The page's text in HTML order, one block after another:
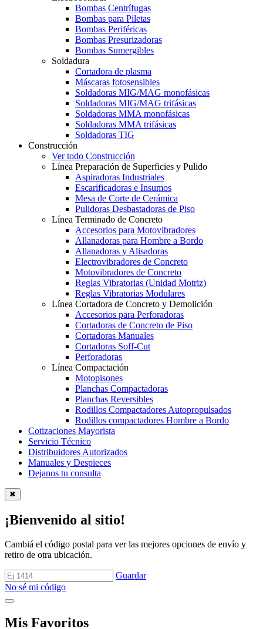
Bombas Centrífugas
Bombas para Piletas
Bombas Periféricas
Bombas Presurizadoras
Bombas Sumergibles
Soldadura
Cortadora de plasma
Máscaras fotosensibles
Soldadoras MIG/MAG monofásicas
Soldadoras MIG/MAG trifásicas
Soldadoras MMA monofásicas
Soldadoras MMA trifásicas
Soldadoras TIG
Construcción
Ver todo Construcción
Línea Preparación de Superficies y Pulido
Aspiradoras Industriales
Escarificadoras e Insumos
Mesa de Corte de Cerámica
Pulidoras Desbastadoras de Piso
Línea Terminado de Concreto
Accesorios para Motovibradores
Allanadoras para Hombre a Bordo
Allanadoras y Alisadoras
Electrovibradores de Concreto
Motovibradores de Concreto
Reglas Vibratorias (Unidad Motriz)
Reglas Vibratorias Modulares
Línea Cortadora de Concreto y Demolición
Accesorios para Perforadoras
Cortadoras de Concreto de Piso
Cortadoras Manuales
Cortadoras Soff-Cut
Perforadoras
Línea Compactación
Motopisones
Planchas Compactadoras
Planchas Reversibles
Rodillos Compactadores Autopropulsados
Rodillos compactadores Hombre a Bordo
Cotizaciones Mayorista
Servicio Técnico
Distribuidores Autorizados
Manuales y Despieces
Dejanos tu consulta
✖
¡Bienvenido al sitio!
Cambiá el código postal para ver las mejores opciones de envío y
retiro de otra ubicación.
Guardar
No sé mi código
Mis Favoritos